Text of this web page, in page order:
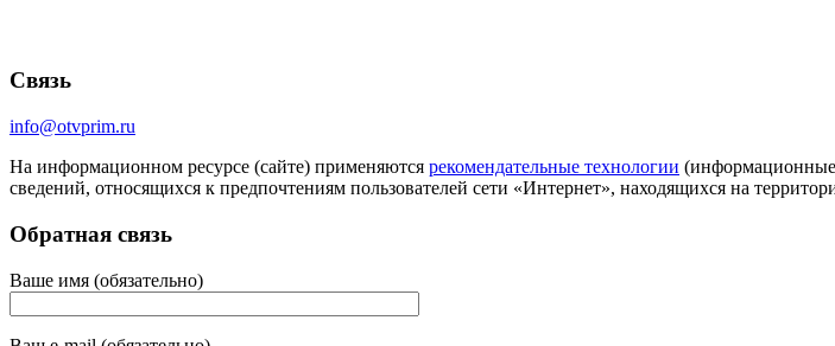
Связь
info@otvprim.ru
На информационном ресурсе (сайте) применяются рекомендательные технологии (информационные
сведений, относящихся к предпочтениям пользователей сети «Интернет», находящихся на
Обратная связь
Ваше имя (обязательно)